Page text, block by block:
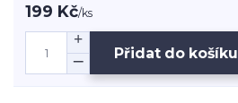
199 Kč/ks
Přidat do košíku